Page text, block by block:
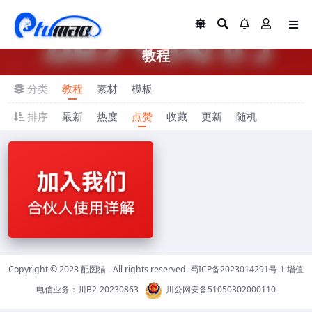
教程
分类 教程 素材
模板
排序
最新 热度 点赞 收藏 更新 随机
3 年前
Copyright © 2023配图猫- All rights reserved.蜀ICP备2023014291号-1 增值
电信业务： 川B2-20230863 川公网安备51050302000110